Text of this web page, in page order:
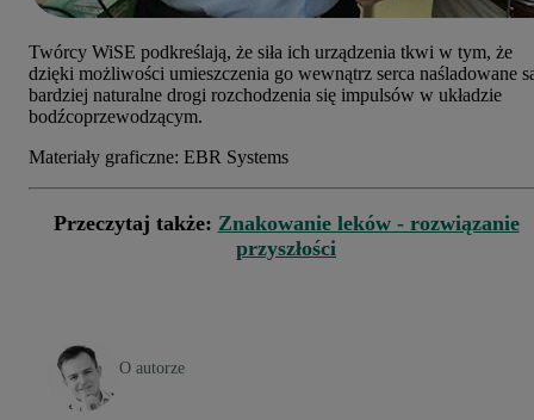
Twórcy WiSE podkreślają, że siła ich urządzenia tkwi w tym, że
dzięki możliwości umieszczenia go wewnątrz serca naśladowane
bardziej naturalne drogi rozchodzenia się impulsów w układzie
bodźcoprzewodzącym.
Materiały graficzne: EBR Systems
Przeczytaj także: Znakowanie leków - rozwiązanie
przyszłości
O autorze